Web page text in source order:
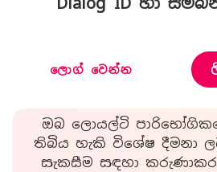
ලොග් වෙන්න
ඔබ ලොයල්ටි
තිබිය හැකි විශේෂ දීමනා
සැකසීම සඳහා